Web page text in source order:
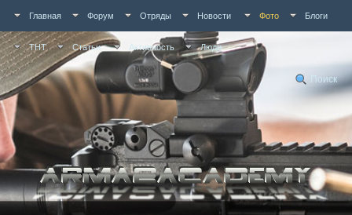
Главная Форум Отряды Новости Фото Блоги
ТНТ Статьи Активность Люди
Поиск